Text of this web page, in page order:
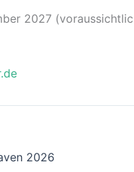
2027
2026